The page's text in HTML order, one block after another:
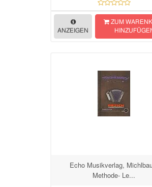
ANZEIGEN
ZUM
Echo Musikverlag,
Methode- Le...